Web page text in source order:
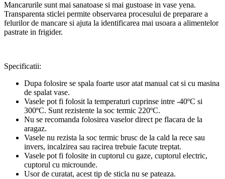
Mancarurile sunt mai sanatoase si mai gustoase in vase yena.
Transparenta sticlei permite observarea procesului de preparare a
felurilor de mancare si ajuta la identificarea mai usoara a alimentelor
pastrate in frigider.
Specificatii:
Dupa folosire se spala foarte usor atat manual cat si cu masina
de spalat vase.
Vasele pot fi folosit la temperaturi cuprinse intre -40ºC si
300ºC. Sunt rezistente la soc termic 220ºC.
Nu se recomanda folosirea vaselor direct pe flacara de la
aragaz.
Vasele nu rezista la soc termic brusc de la cald la rece sau
invers, incalzirea sau racirea trebuie facute treptat.
Vasele pot fi folosite in cuptorul cu gaze, cuptorul electric,
cuptorul cu microunde.
Usor de curatat, acest tip de sticla nu se pateaza.